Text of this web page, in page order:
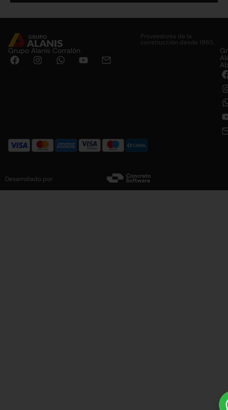
Proveedores de la
construcción desde 1965.
Grupo Alanis Corralón
Desarrollado por